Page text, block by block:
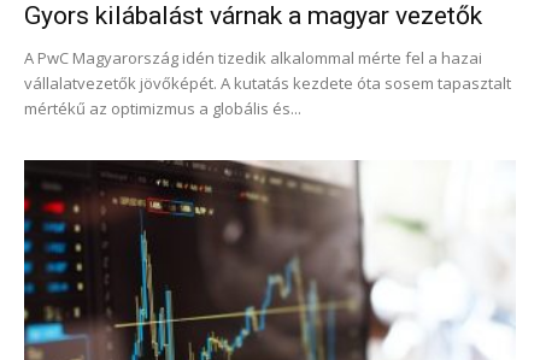
Gyors kilábalást várnak a magyar vezetők
A PwC Magyarország idén tizedik alkalommal mérte fel a hazai
vállalatvezetők jövőképét. A kutatás kezdete óta sosem tapasztalt
mértékű az optimizmus a globális és...